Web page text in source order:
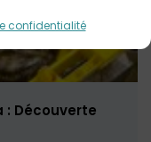
confidentialité
: Découverte